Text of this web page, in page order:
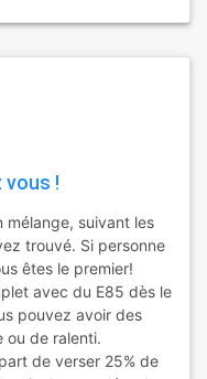
vous !
mélange, suivant les
trouvé. Si personne
êtes le premier!
avec du E85 dès le
pouvez avoir des
ou de ralenti.
de verser 25% de